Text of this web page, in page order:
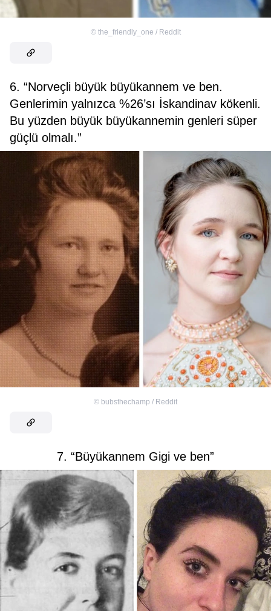
© the_friendly_one / Reddit
6. “Norveçli büyük büyükannem ve ben.
Genlerimin yalnızca %26’sı İskandinav kökenli.
Bu yüzden büyük büyükannemin genleri süper
güçlü olmalı.”
© bubsthechamp / Reddit
7. “Büyükannem Gigi ve ben”